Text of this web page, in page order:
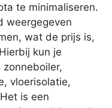
te minimaliseren.
weergegeven
wat de prijs is,
kun je
vloerisolatie,
is een